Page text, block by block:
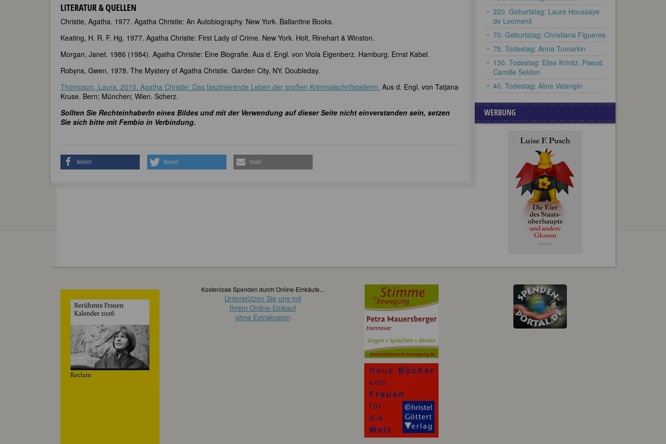
LITERATUR & QUELLEN
Christie, Agatha. 1977. Agatha Christie: An Autobiography. New York. Ballantine Books.
Keating, H. R. F. Hg. 1977. Agatha Christie: First Lady of Crime. New York. Holt, Rinehart & Winston.
Morgan, Janet. 1986 (1984). Agatha Christie: Eine Biografie. Aus d. Engl. von Viola Eigenberz. Hamburg. Ernst Kabel.
Robyns, Gwen. 1978. The Mystery of Agatha Christie. Garden City, NY. Doubleday.
Thompson, Laura. 2010. Agatha Christie: Das faszinierende Leben der großen Kriminalschriftstellerin. Aus d. Engl. von Tatjana
Kruse. Bern; München; Wien. Scherz.
Sollten Sie RechteinhaberIn eines Bildes und mit der Verwendung auf dieser Seite nicht einverstanden sein, setzen
Sie sich bitte mit Fembio in Verbindung.
teilen tweet mail
220. Geburtstag: Laure Houssaye
de Leomenil
70. Geburtstag: Christiana Figueres
75. Todestag: Anna Tumarkin
130. Todestag: Elise Krinitz, Pseud.
Camille Selden
40. Todestag: Aline Valangin
WERBUNG
Kostenlose Spenden durch Online-Einkäufe...
Unterstützen Sie uns mit
Ihrem Online-Einkauf
ohne Extrakosten